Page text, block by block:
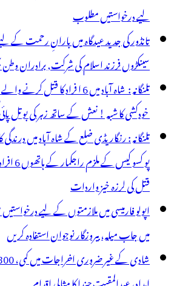
لیے درخواستیں مطلوب
تانڈور کی جدید عیدگاہ میں بارانِ رحمت کے
سینکڑوں فرزند اسلام کی شرکت, برادران وطن
تلنگانہ : شاہ آباد میں 6 ا فراد
خودکشی کا شبہ ! نعش کے ساتھ زہر کی بوتل
تلنگانہ : رنگاریڈی ضلع کے شاہ آباد میں
قتل کی لرزہ خیز واردات
میں جاب میلہ، بیروزگار نوجوان استفادہ کریں